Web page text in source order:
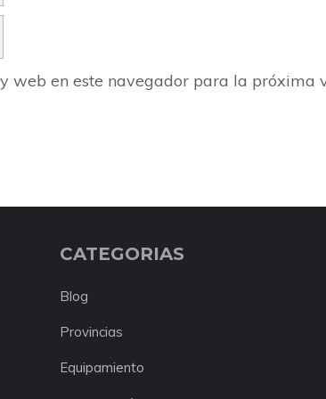
web en este navegador para la próxima
CATEGORIAS
Blog
Provincias
Equipamiento